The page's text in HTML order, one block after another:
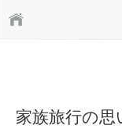
家族旅行の